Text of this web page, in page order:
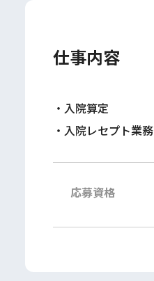
仕事内容
・入院算定
・入院レセプト業務
応募資格